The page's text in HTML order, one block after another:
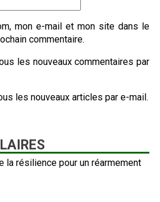
mon e-mail et mon site dans le
commentaire.
les nouveaux commentaires par
les nouveaux articles par e-mail.